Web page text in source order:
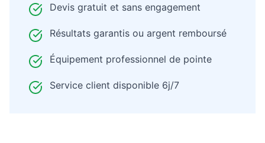
Devis gratuit et sans engagement
Résultats garantis ou argent remboursé
Équipement professionnel de pointe
Service client disponible 6j/7